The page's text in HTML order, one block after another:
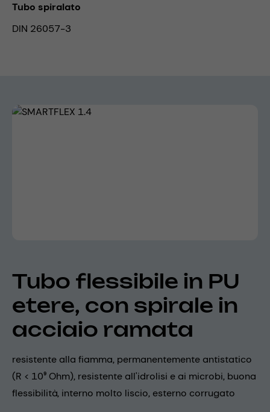
Tubo spiralato
DIN 26057-3
Skip image gallery
Tubo flessibile in PU
etere, con spirale in
acciaio ramata
resistente alla fiamma, permanentemente antistatico
(R < 10⁹ Ohm), resistente all'idrolisi e ai microbi, buona
flessibilità, interno molto liscio, esterno corrugato